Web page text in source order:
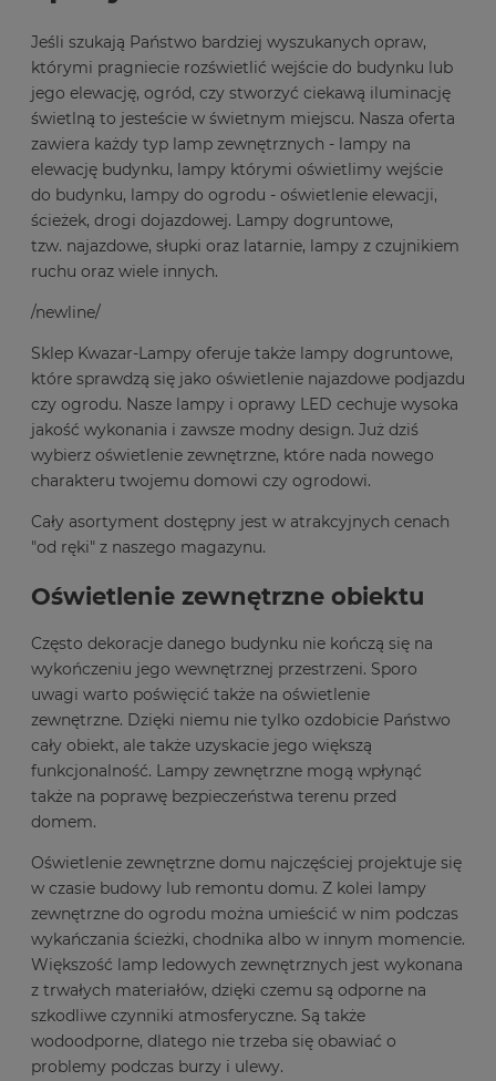
Jeśli szukają Państwo bardziej wyszukanych opraw,
którymi pragniecie rozświetlić wejście do budynku lub
jego elewację, ogród, czy stworzyć ciekawą iluminację
świetlną to jesteście w świetnym miejscu. Nasza oferta
zawiera każdy typ lamp zewnętrznych - lampy na
elewację budynku, lampy którymi oświetlimy wejście
do budynku, lampy do ogrodu - oświetlenie elewacji,
ścieżek, drogi dojazdowej. Lampy dogruntowe,
tzw. najazdowe, słupki oraz latarnie, lampy z czujnikiem
ruchu oraz wiele innych.
/newline/
Sklep Kwazar-Lampy oferuje także lampy dogruntowe,
które sprawdzą się jako oświetlenie najazdowe podjazdu
czy ogrodu. Nasze lampy i oprawy LED cechuje wysoka
jakość wykonania i zawsze modny design. Już dziś
wybierz oświetlenie zewnętrzne, które nada nowego
charakteru twojemu domowi czy ogrodowi.
Cały asortyment dostępny jest w atrakcyjnych cenach
"od ręki" z naszego magazynu.
Oświetlenie zewnętrzne obiektu
Często dekoracje danego budynku nie kończą się na
wykończeniu jego wewnętrznej przestrzeni. Sporo
uwagi warto poświęcić także na oświetlenie
zewnętrzne. Dzięki niemu nie tylko ozdobicie Państwo
cały obiekt, ale także uzyskacie jego większą
funkcjonalność. Lampy zewnętrzne mogą wpłynąć
także na poprawę bezpieczeństwa terenu przed
domem.
Oświetlenie zewnętrzne domu najczęściej projektuje się
w czasie budowy lub remontu domu. Z kolei lampy
zewnętrzne do ogrodu można umieścić w nim podczas
wykańczania ścieżki, chodnika albo w innym momencie.
Większość lamp ledowych zewnętrznych jest wykonana
z trwałych materiałów, dzięki czemu są odporne na
szkodliwe czynniki atmosferyczne. Są także
wodoodporne, dlatego nie trzeba się obawiać o
problemy podczas burzy i ulewy.